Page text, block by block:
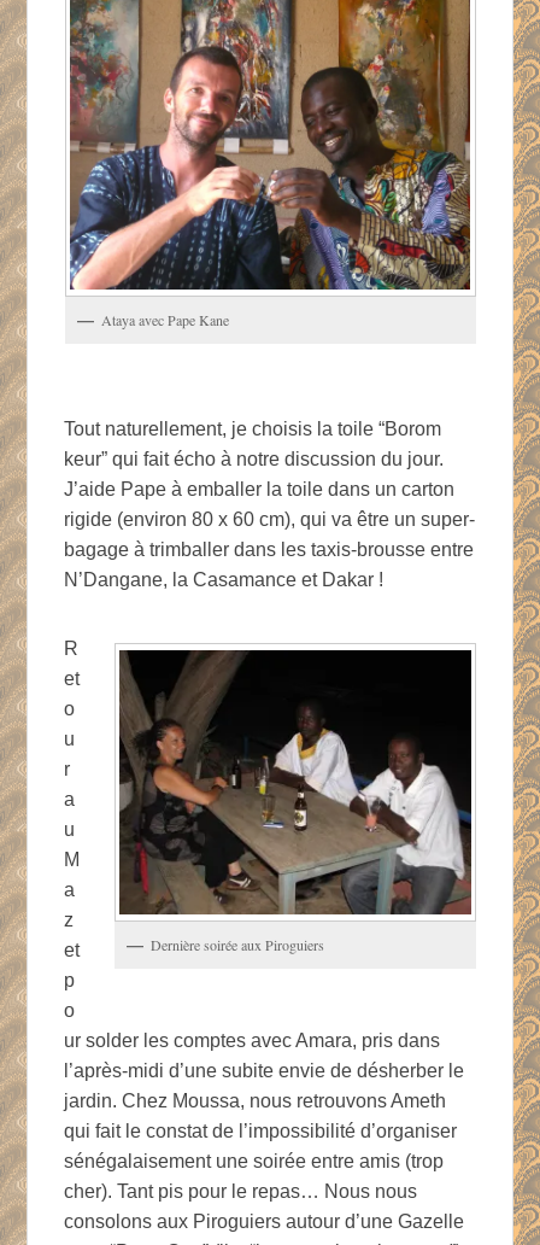
Ataya avec Pape Kane
Tout naturellement, je choisis la toile “Borom
keur” qui fait écho à notre discussion du jour.
J’aide Pape à emballer la toile dans un carton
rigide (environ 80 x 60 cm), qui va être un super-
bagage à trimballer dans les taxis-brousse entre
N’Dangane, la Casamance et Dakar !
Dernière soirée aux Piroguiers
R
et
o
u
r
a
u
M
a
z
et
p
o
ur solder les comptes avec Amara, pris dans
l’après-midi d’une subite envie de désherber le
jardin. Chez Moussa, nous retrouvons Ameth
qui fait le constat de l’impossibilité d’organiser
sénégalaisement une soirée entre amis (trop
cher). Tant pis pour le repas… Nous nous
consolons aux Piroguiers autour d’une Gazelle